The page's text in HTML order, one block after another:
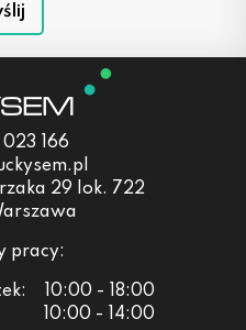
166
29 lok. 722
pracy:
10:00 - 18:00
10:00 - 14:00